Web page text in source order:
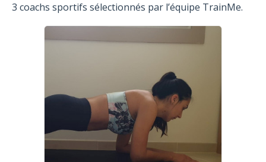
3 coachs sportifs sélectionnés par l’équipe TrainMe.